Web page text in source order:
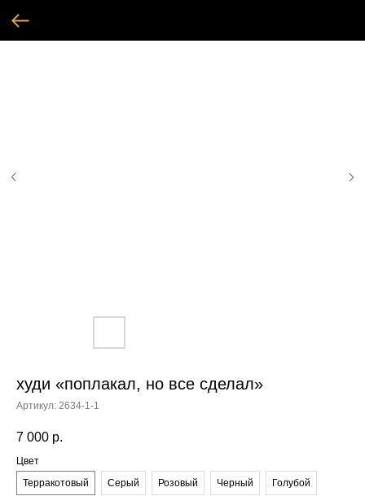
худи «поплакал, но все сделал»
Артикул: 2634-1-1
7 000 р.
Цвет
Терракотовый
Серый Розовый Черный Голубой